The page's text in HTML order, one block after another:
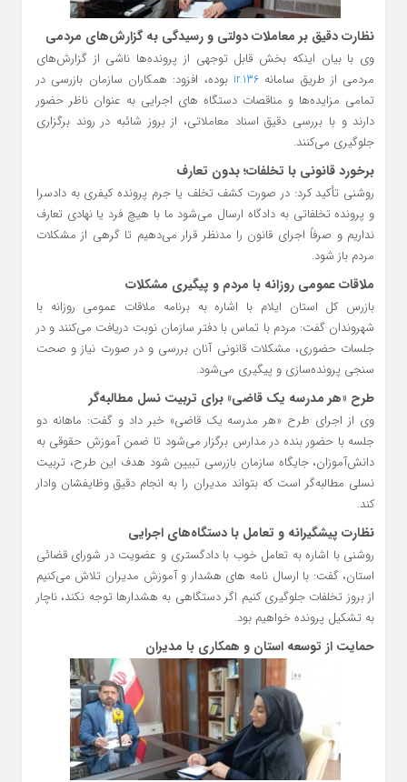
نظارت دقیق بر معاملات دولتی و رسیدگی به گزارش‌های مردمی
وی با بیان اینکه بخش قابل توجهی از پرونده‌ها ناشی از گزارش‌های
مردمی از طریق سامانه136.ir
بوده، افزود: همکاران سازمان بازرسی در
تمامی مزایده‌ها و مناقصات دستگاه‌ های اجرایی به‌ عنوان ناظر حضور
دارند و با بررسی دقیق اسناد معاملاتی، از بروز شائبه در روند برگزاری
جلوگیری می‌کنند.
برخورد قانونی با تخلفات؛ بدون تعارف
روشنی تأکید کرد: در صورت کشف تخلف یا جرم پرونده کیفری به دادسرا
و پرونده تخلفاتی به دادگاه ارسال می‌شود ما با هیچ فرد یا نهادی تعارف
نداریم و صرفاً اجرای قانون را مدنظر قرار می‌دهیم تا گرهی از مشکلات
مردم باز شود.
ملاقات عمومی روزانه با مردم و پیگیری مشکلات
بازرس کل استان ایلام با اشاره به برنامه ملاقات عمومی روزانه با
شهروندان گفت: مردم با تماس با دفتر سازمان نوبت دریافت می‌کنند و در
جلسات حضوری، مشکلات قانونی آنان بررسی و در صورت نیاز و صحت
سنجی پرونده‌سازی و پیگیری می‌شود.
طرح «هر مدرسه یک قاضی» برای تربیت نسل مطالبه‌گر
وی از اجرای طرح «هر مدرسه یک قاضی» خبر داد و گفت: ماهانه دو
جلسه با حضور بنده در مدارس برگزار می‌شود تا ضمن آموزش حقوقی به
دانش‌آموزان، جایگاه سازمان بازرسی تبیین شود هدف این طرح، تربیت
نسلی مطالبه‌گر است که بتواند مدیران را به انجام دقیق وظایفشان وادار
کند.
نظارت پیشگیرانه و تعامل با دستگاه‌های اجرایی
روشنی با اشاره به تعامل خوب با دادگستری و عضویت در شورای قضائی
استان، گفت: با ارسال نامه‌ های هشدار و آموزش مدیران تلاش می‌کنیم
از بروز تخلفات جلوگیری کنیم اگر دستگاهی به هشدارها توجه نکند، ناچار
به تشکیل پرونده خواهیم بود.
حمایت از توسعه استان و همکاری با مدیران